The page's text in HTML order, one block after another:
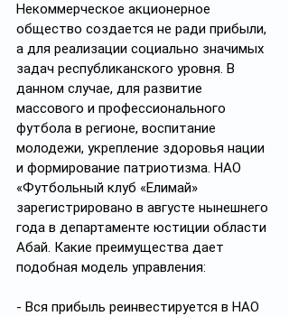
Некоммерческое акционерное
общество создается не ради прибыли,
а для реализации социально значимых
задач республиканского уровня. В
данном случае, для развитие
массового и профессионального
футбола в регионе, воспитание
молодежи, укрепление здоровья нации
и формирование патриотизма. НАО
«Футбольный клуб «Елимай»
зарегистрировано в августе нынешнего
года в департаменте юстиции области
Абай. Какие преимущества дает
подобная модель управления:
- Вся прибыль реинвестируется в НАО